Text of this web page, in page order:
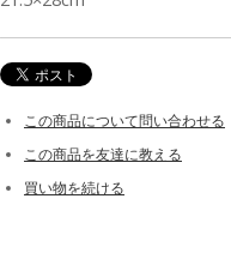
この商品について問い合わせる
この商品を友達に教える
買い物を続ける